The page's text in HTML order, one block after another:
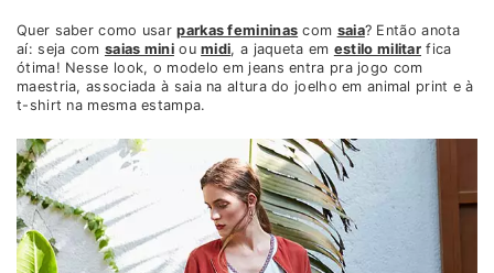
Quer saber como usarparkas femininas com saia? Então anota
aí: seja com saias minioumidi, a jaqueta em estilo militar fica
ótima! Nesse look, o modelo em jeans entra pra jogo com
maestria, associada à saia na altura do joelho em animal print e à
t-shirt na mesma estampa.